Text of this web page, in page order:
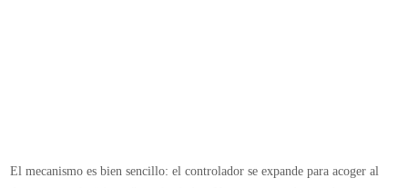
manos para expandir el controlador, desconectar el dispositivo y retraerlo).